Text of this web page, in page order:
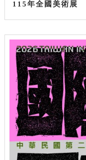
115年全國美術展